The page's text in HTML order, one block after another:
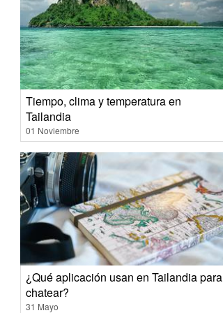
Tiempo, clima y temperatura en
Tailandia
01 Noviembre
¿Qué aplicación usan en Tailandia para
chatear?
31 Mayo